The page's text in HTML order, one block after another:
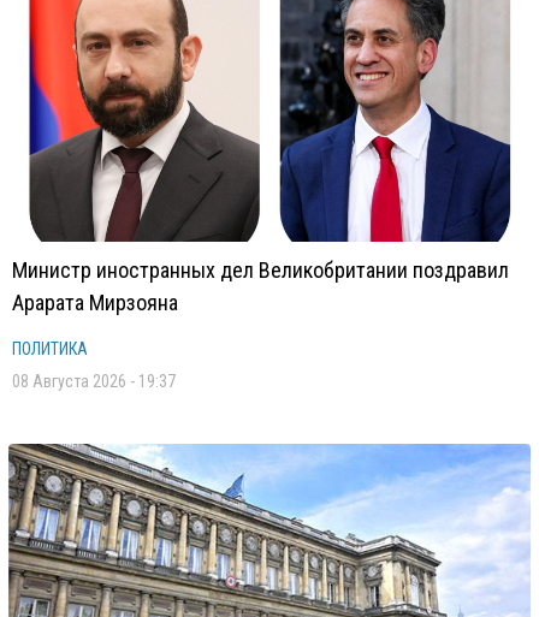
Министр иностранных дел Великобритании поздравил
Арарата Мирзояна
ПОЛИТИКА
08 Августа 2026 - 19:37